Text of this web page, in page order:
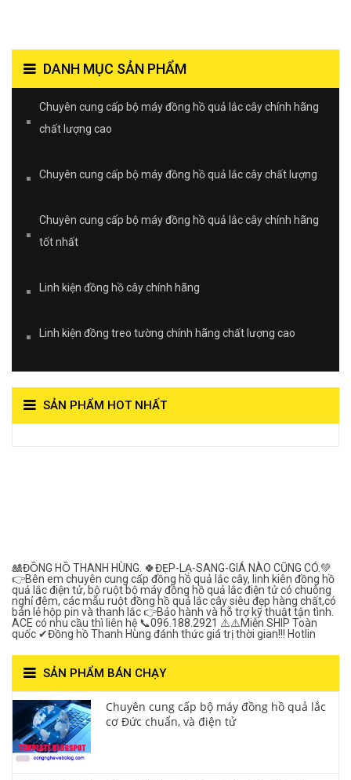
DANH MỤC SẢN PHẨM
Chuyên cung cấp bộ máy đồng hồ quả lắc cây chính hãng
chất lượng cao
Chuyên cung cấp bộ máy đồng hồ quả lắc cây chất lượng
Chuyên cung cấp bộ máy đồng hồ quả lắc cây chính hãng
tốt nhất
Linh kiện đồng hồ cây chính hãng
Linh kiện đồng treo tường chính hãng chất lượng cao
SẢN PHẨM HOT NHẤT
🎎ĐỒNG HỒ THANH HÙNG. 🍀ĐẸP-LẠ-SANG-GIÁ NÀO CŨNG CÓ.💚
👉Bên em chuyên cung cấp đồng hồ quả lắc cây, linh kiên đồng hồ
quả lắc điện tử, bộ ruột bộ máy đồng hồ quả lắc điện tử có chuông
nghỉ đêm, các mẫu ruột đồng hồ quả lắc cây siêu đẹp hàng chất,có
bán lẻ hộp pin và thanh lắc 👉Bảo hành và hỗ trợ kỹ thuật tận tình.
ACE có nhu cầu thì liên hệ 📞096.188.2921 ⚠️⚠️Miễn SHIP Toàn
quốc ✔Đồng hồ Thanh Hùng đánh thức giá trị thời gian!!! Hotlin
SẢN PHẨM BÁN CHẠY
Chuyên cung cấp bộ máy đồng hồ quả lắc
cơ Đức chuẩn, và điện tử